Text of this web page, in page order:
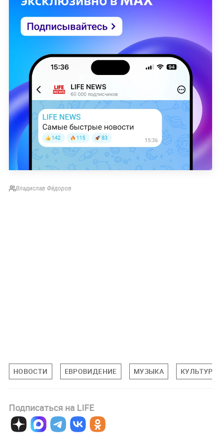
Владислав Фёдоров
НОВОСТИ ЕВРОВИДЕНИЕ МУЗЫКА КУЛЬТУРА
Подписаться на LIFE